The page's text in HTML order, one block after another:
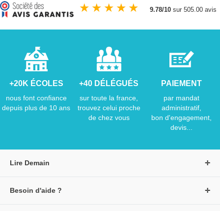
★ ★ ★ ★ ★ 9.78/10 sur 505.00 avis
+20K ÉCOLES
nous font confiance
depuis plus de 10 ans
+40 DÉLÉGUÉS
sur toute la france,
trouvez celui proche
de chez vous
PAIEMENT
par mandat
administratif,
bon d'engagement,
devis...
Lire Demain
Besoin d'aide ?